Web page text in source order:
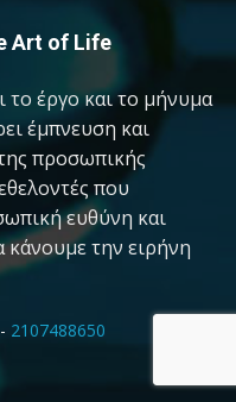
Art of Life
έργο και το μήνυμα
έμπνευση και
προσωπικής
που
ευθύνη και
κάνουμε την ειρήνη
- 2107488650